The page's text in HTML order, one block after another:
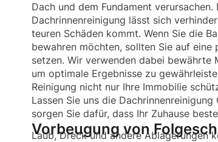
Dach und dem Fundament
Dachrinnenreinigung lässt sich
teuren Schäden kommt. Wenn Sie die
bewahren möchten, sollten Sie auf eine
setzen. Wir verwenden dabei bewährte
um optimale Ergebnisse zu
Reinigung nicht nur Ihre Immobilie
Lassen Sie uns die
sorgen Sie dafür, dass Ihr Zuhause
Vorbeugung von
Laub, Dreck und andere Ablagerungen